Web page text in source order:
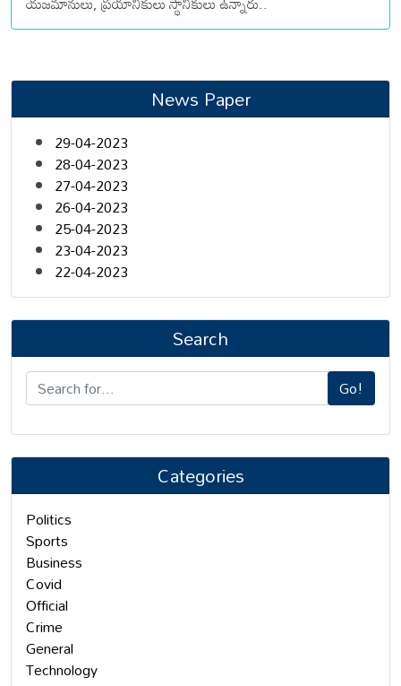
News Paper
29-04-2023
28-04-2023
27-04-2023
26-04-2023
25-04-2023
23-04-2023
22-04-2023
Search
Go!
Categories
Politics
Sports
Business
Covid
Official
Crime
General
Technology